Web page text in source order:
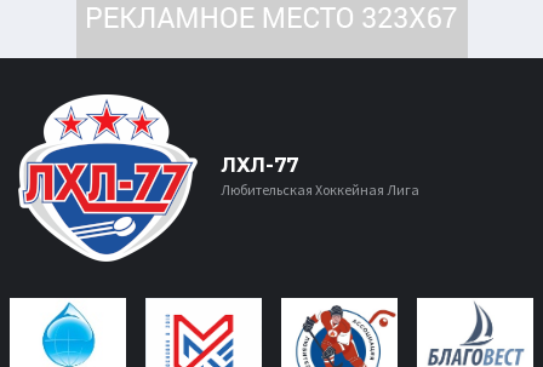
ЛХЛ-77
Любительская Хоккейная Лига